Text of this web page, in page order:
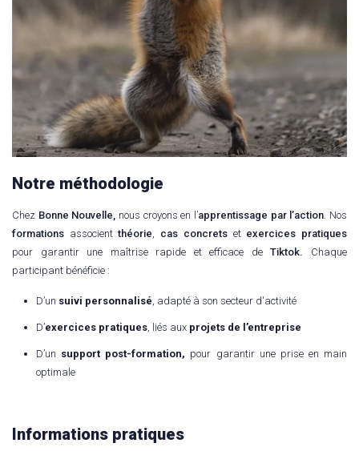
Notre méthodologie
Chez Bonne Nouvelle, nous croyons en l’apprentissage par l’action . Nos
formations associentthéorie cas concretset exercices pratiques
pour garantir une maîtrise rapide et efficace deTiktok. Chaque
participant bénéficie :
D’un suivi personnalisé , adapté à son secteur d'activité
D’exercices pratiques , liés aux projets de l’entreprise
D’un support post-formation, pour garantir une prise en main
optimale
Informations pratiques